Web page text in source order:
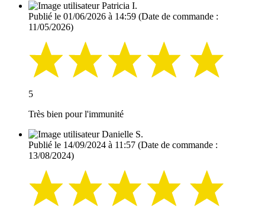
Patricia I.
Publié le 01/06/2026 à 14:59 (Date de commande :
11/05/2026)
5
Très bien pour l'immunité
Danielle S.
Publié le 14/09/2024 à 11:57 (Date de commande :
13/08/2024)